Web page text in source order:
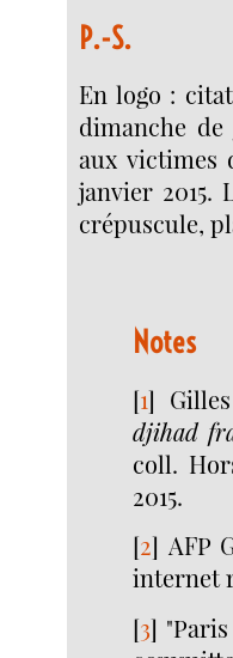
P.-S.
En logo :
dimanche de
aux
janvier 2015.
crépuscule,
Notes
[1]
djihad
coll.
2015.
[2] AFP
internet
[3]